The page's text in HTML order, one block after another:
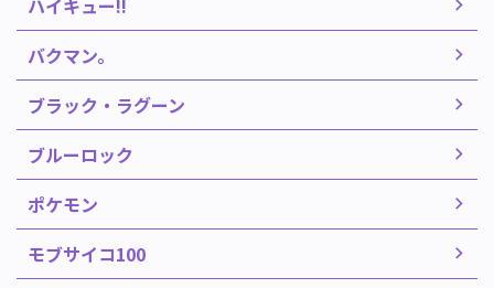
ハイキュー!!
バクマン。
ブラック・ラグーン
ブルーロック
ポケモン
モブサイコ100